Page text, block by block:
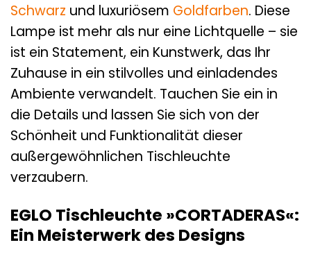
Schwarz und luxuriösem Goldfarben. Diese
Lampe ist mehr als nur eine Lichtquelle – sie
ist ein Statement, ein Kunstwerk, das Ihr
Zuhause in ein stilvolles und einladendes
Ambiente verwandelt. Tauchen Sie ein in
die Details und lassen Sie sich von der
Schönheit und Funktionalität dieser
außergewöhnlichen Tischleuchte
verzaubern.
EGLO Tischleuchte »CORTADERAS«:
Ein Meisterwerk des Designs